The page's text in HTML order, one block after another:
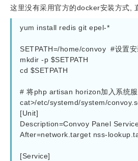
这里没有采用官方的docker安装方式,
yum install redis git epel-*
SETPATH=/home/convoy  #设置
mkdir -p $SETPATH
cd $SETPATH
# 将php artisan horizon加入系统
cat>/etc/systemd/system/
[Unit]
Description=Convoy Panel
After=network.target nss-
[Service]